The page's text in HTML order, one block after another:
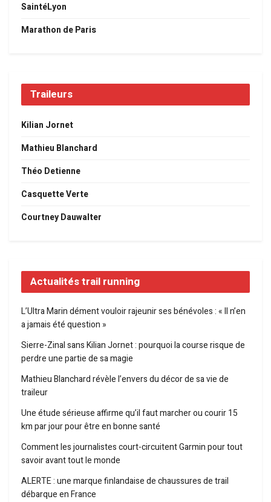
SaintéLyon
Marathon de Paris
Traileurs
Kilian Jornet
Mathieu Blanchard
Théo Detienne
Casquette Verte
Courtney Dauwalter
Actualités trail running
L’Ultra Marin dément vouloir rajeunir ses bénévoles : « Il n’en
a jamais été question »
Sierre-Zinal sans Kilian Jornet : pourquoi la course risque de
perdre une partie de sa magie
Mathieu Blanchard révèle l’envers du décor de sa vie de
traileur
Une étude sérieuse affirme qu’il faut marcher ou courir 15
km par jour pour être en bonne santé
Comment les journalistes court-circuitent Garmin pour tout
savoir avant tout le monde
ALERTE : une marque finlandaise de chaussures de trail
débarque en France